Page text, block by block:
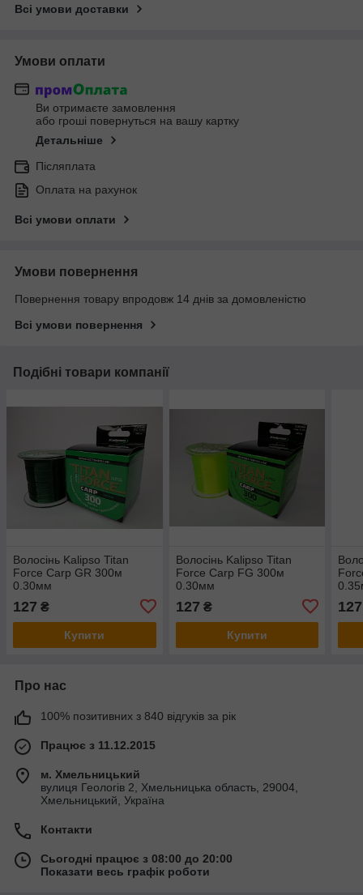
Всі умови доставки
Умови оплати
Ви отримаєте замовлення
або гроші повернуться на вашу картку
Детальніше
Післяплата
Оплата на рахунок
Всі умови оплати
Умови повернення
Повернення товару впродовж 14 днів за домовленістю
Всі умови повернення
Подібні товари компанії
Волосінь Kalipso Titan
Force Carp GR 300м
0.30мм
127 ₴
Купити
Волосінь Kalipso Titan
Force Carp FG 300м
0.30мм
127 ₴
Купити
127
Про нас
100% позитивних з 840 відгуків за рік
Працює з 11.12.2015
м. Хмельницький
вулиця Геологів 2, Хмельницька область, 29004,
Хмельницький, Україна
Контакти
Сьогодні працює з 08:00 до 20:00
Показати весь графік роботи